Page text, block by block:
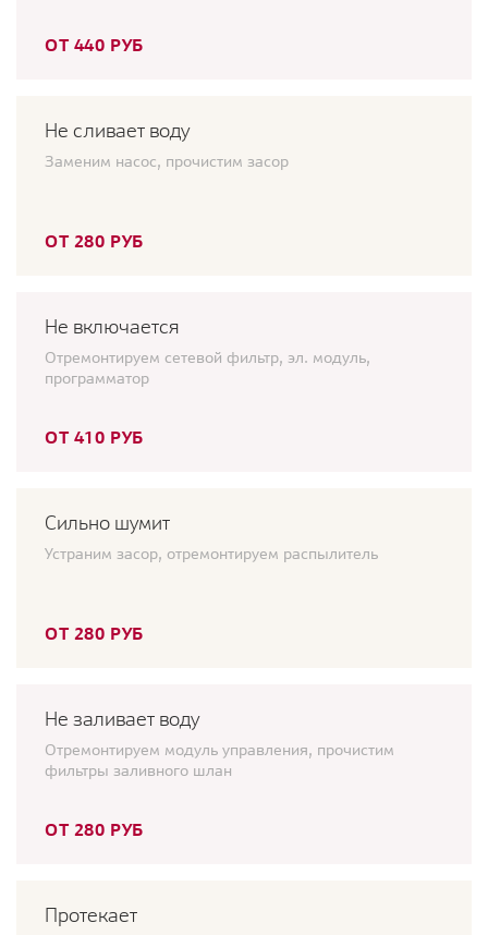
ОТ 440 РУБ
Не сливает воду
Заменим насос, прочистим засор
ОТ 280 РУБ
Не включается
Отремонтируем сетевой фильтр, эл. модуль,
программатор
ОТ 410 РУБ
Сильно шумит
Устраним засор, отремонтируем распылитель
ОТ 280 РУБ
Не заливает воду
Отремонтируем модуль управления, прочистим
фильтры заливного шлан
ОТ 280 РУБ
Протекает